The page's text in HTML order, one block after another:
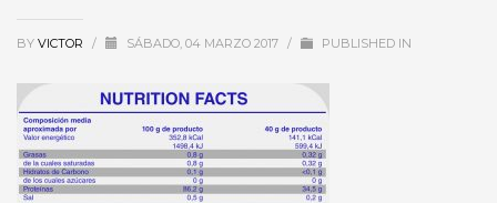
BY VICTOR / SÁBADO, 04 MARZO 2017 / PUBLISHED IN